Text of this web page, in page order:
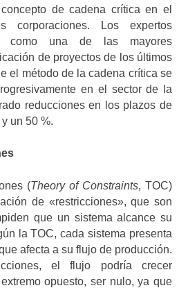
de cadena crítica en el
corporaciones. Los expertos
como una de las mayores
de proyectos de los últimos
el método de la cadena crítica se
en el sector de la
reducciones en los plazos de
un 50 %.
(Theory of Constraints, TOC)
de «restricciones», que son
que un sistema alcance su
la TOC, cada sistema presenta
afecta a su flujo de producción.
el flujo podría crecer
opuesto, ser nulo, ya que